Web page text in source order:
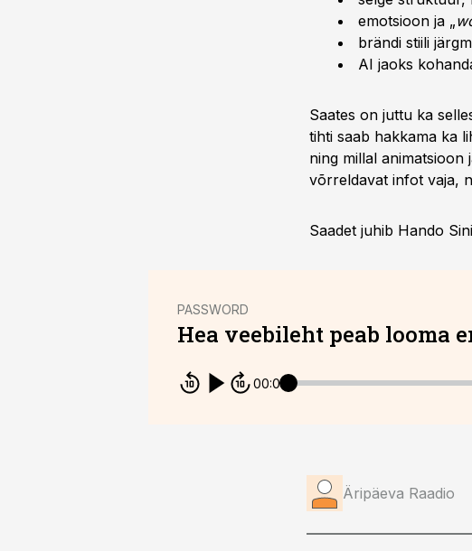
emotsioon ja „
brändi stiili
AI jaoks
Saates on juttu ka
tihti saab hakkama ka
ning millal animatsioon
võrreldavat infot vaja,
Saadet juhib Hando
PASSWORD
Hea veebileht peab looma
00:00
Äripäeva Raadio